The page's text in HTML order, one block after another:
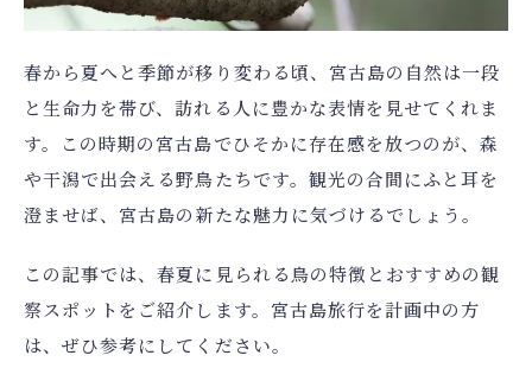
春から夏へと季節が移り変わる頃、宮古島の自然は一段
と生命力を帯び、訪れる人に豊かな表情を見せてくれま
す。この時期の宮古島でひそかに存在感を放つのが、森
や干潟で出会える野鳥たちです。観光の合間にふと耳を
澄ませば、宮古島の新たな魅力に気づけるでしょう。
この記事では、春夏に見られる鳥の特徴とおすすめの観
察スポットをご紹介します。宮古島旅行を計画中の方
は、ぜひ参考にしてください。
検索する
予約確認・キャンセル
航空券付きプランの利用方法は こちら